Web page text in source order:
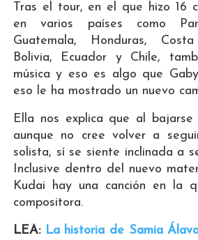
Tras el tour, en el que hizo 16
en varios países como
Guatemala, Honduras,
Bolivia, Ecuador y Chile,
música y eso es algo que
eso le ha mostrado un nuevo
Ella nos explica que al bajarse
aunque no cree volver a
solista, sí se siente inclinada a
Inclusive dentro del nuevo
Kudai hay una canción en la
compositora.
LEA: La historia de Samia